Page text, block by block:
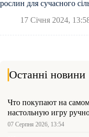
рослин для сучасного
17 Січня 2024,
Останні новини
Что покупают на
настольную игру
07 Серпня 2026, 13:54